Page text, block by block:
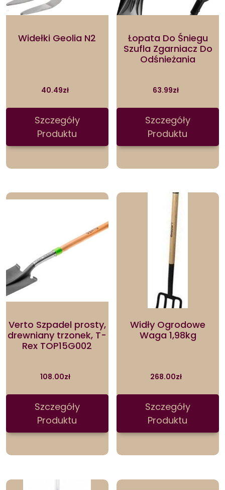
Widełki Geolia N2
40.49zł
Szczegóły
Produktu
Łopata Do Śniegu
Szufla Zgarniacz Do
Odśnieżania
63.99zł
Szczegóły
Produktu
Verto Szpadel prosty,
drewniany trzonek, T-
Rex TOP15G002
108.00zł
Szczegóły
Produktu
Widły Ogrodowe
Waga 1,98kg
268.00zł
Szczegóły
Produktu